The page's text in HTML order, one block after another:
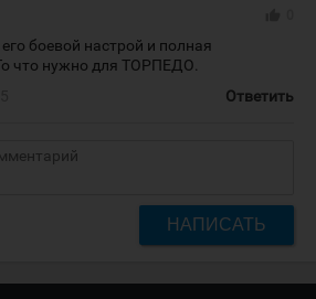
боевой настрой и полная
что нужно для ТОРПЕДО.
Ответить
НАПИСАТЬ